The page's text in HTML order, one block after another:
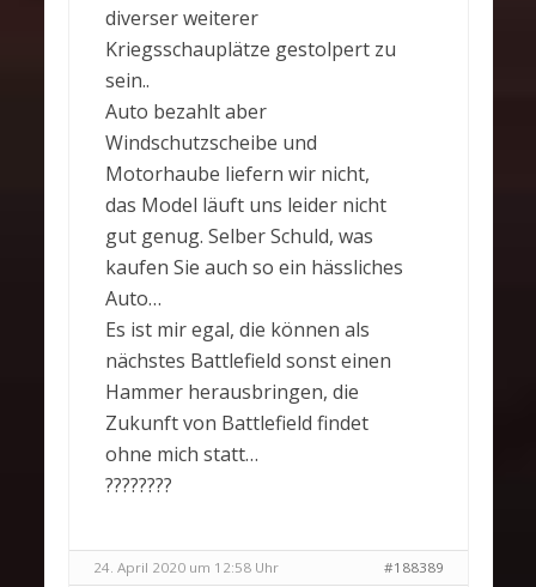
diverser weiterer
Kriegsschauplätze gestolpert zu
sein..
Auto bezahlt aber
Windschutzscheibe und
Motorhaube liefern wir nicht,
das Model läuft uns leider nicht
gut genug. Selber Schuld, was
kaufen Sie auch so ein hässliches
Auto…
Es ist mir egal, die können als
nächstes Battlefield sonst einen
Hammer herausbringen, die
Zukunft von Battlefield findet
ohne mich statt…
????????
24. April 2020 um 12:58 Uhr #188389